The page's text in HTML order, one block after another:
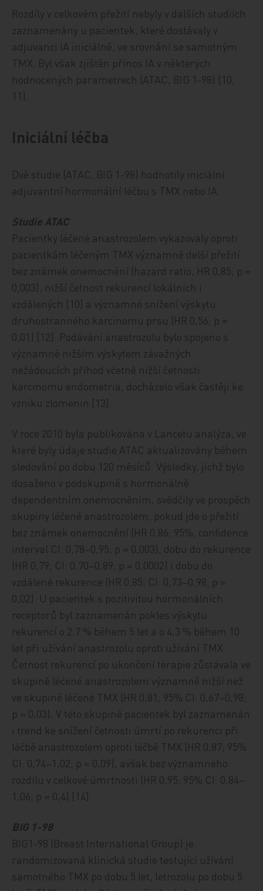
Rozdíly v celkovém přežití nebyly v dalších studiích
zaznamenány u pacientek, které dostávaly v
adjuvanci IA iniciálně, ve srovnání se samotným
TMX. Byl však zjištěn přínos IA v některých
hodnocených parametrech (ATAC, BIG 1-98) [10,
11].
Iniciální léčba
Dvě studie (ATAC, BIG 1-98) hodnotily iniciální
adjuvantní hormonální léčbu s TMX nebo IA.
Studie ATAC
Pacientky léčené anastrozolem vykazovaly oproti
pacientkám léčeným TMX významně delší přežití
bez známek onemocnění (hazard ratio, HR 0,85; p =
0,003), nižší četnost rekurencí lokálních i
vzdálených [10] a významné snížení výskytu
druhostranného karcinomu prsu (HR 0,56; p =
0,01) [12]. Podávání anastrozolu bylo spojeno s
významně nižším výskytem závažných
nežádoucích příhod včetně nižší četnosti
karcinomu endometria, docházelo však častěji ke
vzniku zlomenin [13].
V roce 2010 byla publikována v Lancetu analýza, ve
které byly údaje studie ATAC aktualizovány během
sledování po dobu 120 měsíců. Výsledky, jichž bylo
dosaženo v podskupině s hormonálně
dependentním onemocněním, svědčily ve prospěch
skupiny léčené anastrozolem, pokud jde o přežití
bez známek onemocnění (HR 0,86; 95%, confidence
interval CI: 0,78–0,95; p = 0,003), dobu do rekurence
(HR 0,79; CI: 0,70–0,89; p = 0,0002) i dobu do
vzdálené rekurence (HR 0,85; CI: 0,73–0,98; p =
0,02). U pacientek s pozitivitou hormonálních
receptorů byl zaznamenán pokles výskytu
rekurencí o 2,7 % během 5 let a o 4,3 % během 10
let při užívání anastrozolu oproti užívání TMX.
Četnost rekurencí po ukončení terapie zůstávala ve
skupině léčené anastrozolem významně nižší než
ve skupině léčené TMX (HR 0,81; 95% CI: 0,67–0,98;
p = 0,03). V této skupině pacientek byl zaznamenán
i trend ke snížení četnosti úmrtí po rekurenci při
léčbě anastrozolem oproti léčbě TMX (HR 0,87; 95%
CI: 0,74–1,02; p = 0,09), avšak bez významného
rozdílu v celkové úmrtnosti (HR 0,95; 95% CI: 0,84–
1,06; p = 0,4) [14].
BIG 1-98
BIG1-98 (Breast International Group) je
randomizovaná klinická studie testující užívání
samotného TMX po dobu 5 let, letrozolu po dobu 5